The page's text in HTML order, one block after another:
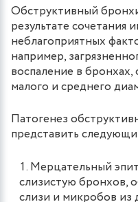
Обструктивный
результате сочетания
неблагоприятных
например,
воспаление в
малого и среднего
Патогенез
представить
Мерцательный
слизистую бронхов,
слизи и микробов из